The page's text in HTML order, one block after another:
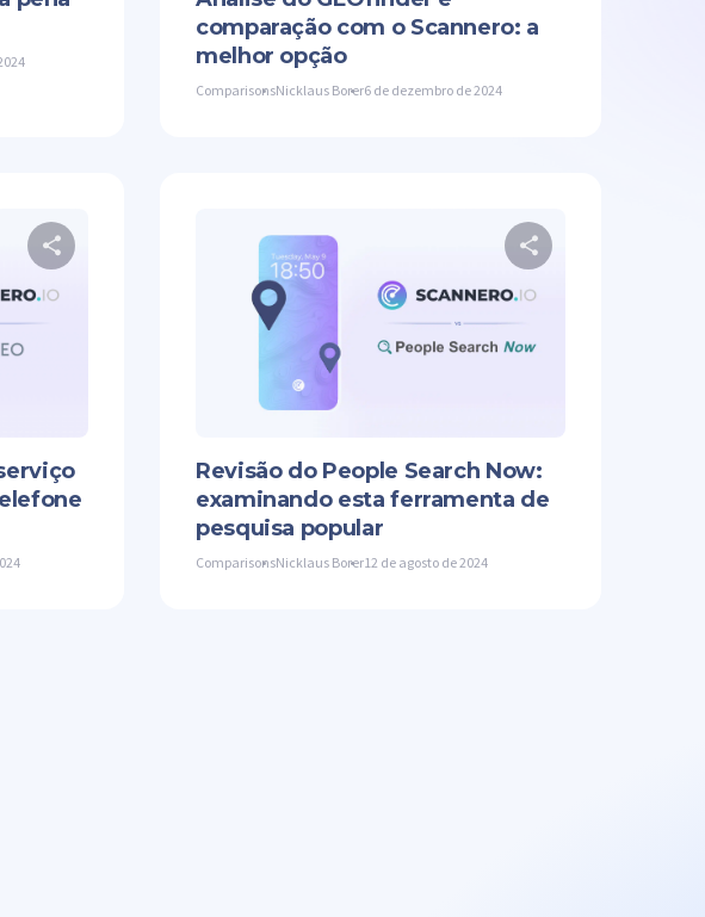
comparação com o Scannero: a
melhor opção
ComparisonsNicklaus Borer6 de dezembro de 2024
Compartilhe este artigo
Revisão do People Search Now:
examinando esta ferramenta de
pesquisa popular
ComparisonsNicklaus Borer12 de agosto de 2024